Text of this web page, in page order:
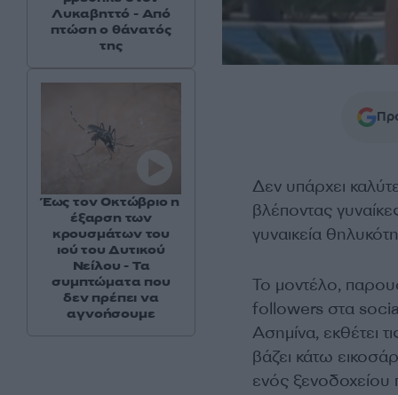
Δεν υπάρχει
βλέποντας
γυναικεία
To μοντέλο,
followers στα
Ασημίνα, εκθέτει
βάζει κάτω
ενός ξενοδοχείου
Λυκαβηττό - Από
πτώση ο θάνατός
της
Έως τον Οκτώβριο η
έξαρση των
κρουσμάτων του
ιού του Δυτικού
Νείλου - Τα
συμπτώματα που
δεν πρέπει να
αγνοήσουμε